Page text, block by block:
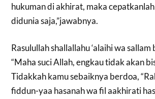
hukuman di akhirat, maka
didunia saja,”jawabnya.
Rasulullah shallallahu ‘alaihi wa sallam
“Maha suci Allah, engkau tidak akan
Tidakkah kamu sebaiknya berdoa,
fiddun-yaa hasanah wa fil aakhirati